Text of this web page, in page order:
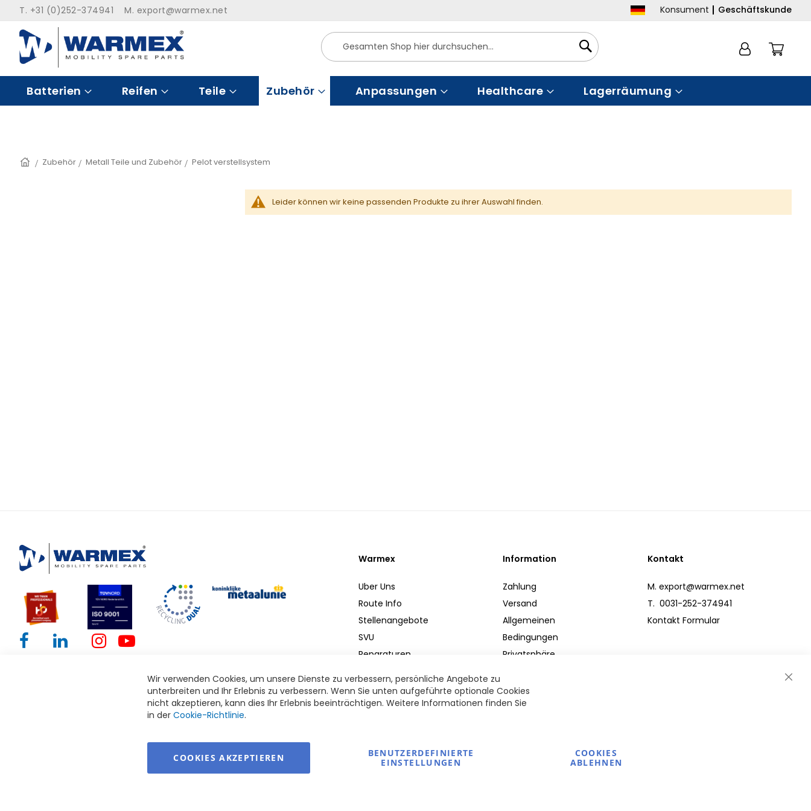
T. +31 (0)252-374941 M. export@warmex.net Konsument Geschäftskunde
Suche
Batterien Reifen Teile Zubehör Anpassungen Healthcare Lagerräumung
StartseiteZubehör Metall Teile und Zubehör Pelot verstellsystem
Leider können wir keine passenden Produkte zu ihrer Auswahl finden.
Warmex
Uber Uns
Route Info
Stellenangebote
SVU
Reparaturen
Information
Zahlung
Versand
Allgemeinen
Bedingungen
Privatsphäre
Disclaimer
Impressum
Kontakt
M. export@warmex.net
T. 0031-252-374941
Kontakt Formular
Copyright Warmerdam Revalidatie Service 2026
Close
Wir verwenden Cookies, um unsere Dienste zu verbessern, persönliche Angebote zu
unterbreiten und Ihr Erlebnis zu verbessern. Wenn Sie unten aufgeführte optionale Cookies
nicht akzeptieren, kann dies Ihr Erlebnis beeinträchtigen. Weitere Informationen finden Sie
in derCookie-Richtlinie.
COOKIES AKZEPTIEREN
BENUTZERDEFINIERTE
EINSTELLUNGEN
COOKIES
ABLEHNEN